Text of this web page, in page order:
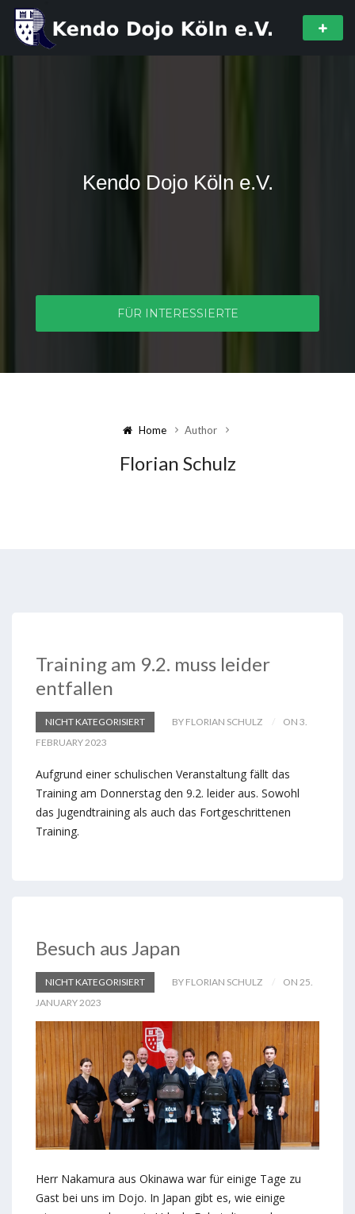
Kendo Dojo Köln e.V.
FÜR INTERESSIERTE
Home Author
Florian Schulz
Training am 9.2. muss leider
entfallen
NICHT KATEGORISIERT BY FLORIAN SCHULZ
ON 3.
FEBRUARY 2023
Aufgrund einer schulischen Veranstaltung fällt das
Training am Donnerstag den 9.2. leider aus. Sowohl
das Jugendtraining als auch das Fortgeschrittenen
Training.
Besuch aus Japan
NICHT KATEGORISIERT BY FLORIAN SCHULZ
ON 25.
JANUARY 2023
Herr Nakamura aus Okinawa war für einige Tage zu
Gast bei uns im Dojo. In Japan gibt es, wie einige